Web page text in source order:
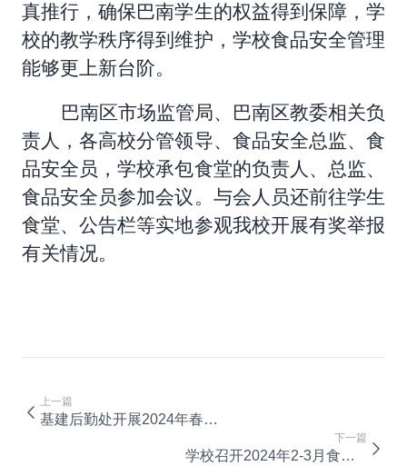
真推行，确保巴南学生的权益得到保障，学
校的教学秩序得到维护，学校食品安全管理
能够更上新台阶。
巴南区市场监管局、巴南区教委相关负
责人，各高校分管领导、食品安全总监、食
品安全员，学校承包食堂的负责人、总监、
食品安全员参加会议。与会人员还前往学生
食堂、公告栏等实地参观我校开展有奖举报
有关情况。
上一篇
基建后勤处开展2024年春季学期开学前食堂从业人员岗前培训
下一篇
学校召开2024年2-3月食品安全工作专题会